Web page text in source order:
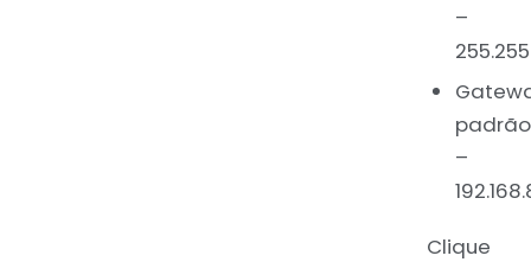
–
padrão
–
Clique